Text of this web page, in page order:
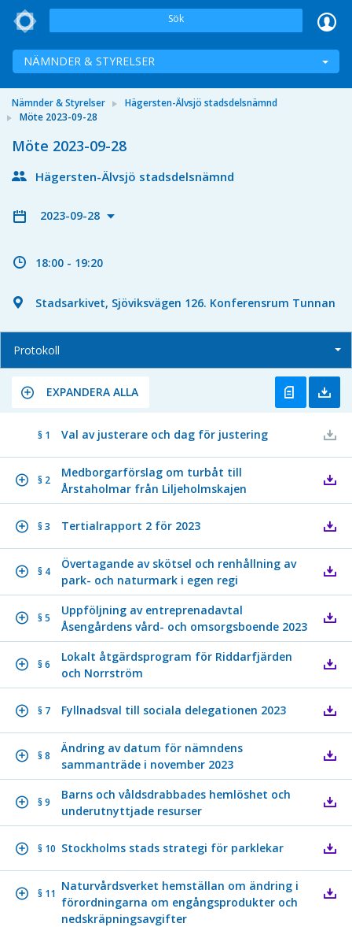
Sök
NÄMNDER & STYRELSER
Nämnder & Styrelser
Hägersten-Älvsjö stadsdelsnämnd
Möte 2023-09-28
Möte 2023-09-28
Hägersten-Älvsjö stadsdelsnämnd
2023-09-28
18:00 - 19:20
Stadsarkivet, Sjöviksvägen 126. Konferensrum Tunnan
Protokoll
EXPANDERA ALLA
§ 1 Val av justerare och dag för justering
§ 2
Medborgarförslag om turbåt till
Årstaholmar från Liljeholmskajen
§ 3 Tertialrapport 2 för 2023
§ 4
Övertagande av skötsel och renhållning av
park- och naturmark i egen regi
§ 5
Uppföljning av entreprenadavtal
Åsengårdens vård- och omsorgsboende 2023
§ 6
Lokalt åtgärdsprogram för Riddarfjärden
och Norrström
§ 7 Fyllnadsval till sociala delegationen 2023
§ 8
Ändring av datum för nämndens
sammanträde i november 2023
§ 9
Barns och våldsdrabbades hemlöshet och
underutnyttjade resurser
§ 10 Stockholms stads strategi för parklekar
§ 11
Naturvårdsverket hemställan om ändring i
förordningarna om engångsprodukter och
nedskräpningsavgifter